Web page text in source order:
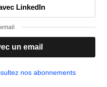
LinkedIn
un email
nos abonnements